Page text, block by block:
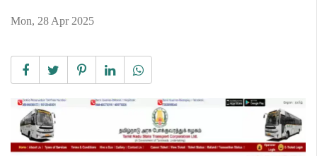
Mon, 28 Apr 2025